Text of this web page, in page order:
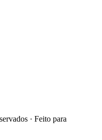
· Feito para